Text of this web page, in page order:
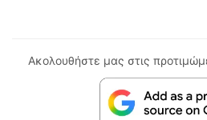
Ακολουθήστε μας στις